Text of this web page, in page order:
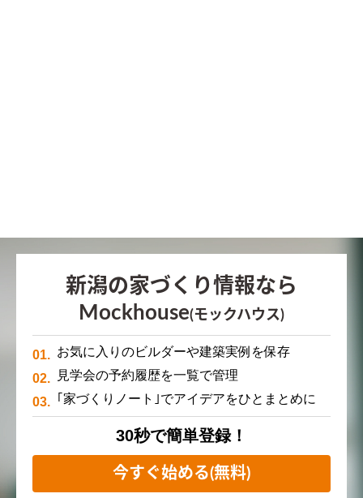
新潟の家づくり情報なら
Mockhouse(モックハウス)
お気に入りのビルダーや建築実例を保存
見学会の予約履歴を一覧で管理
｢家づくりノート｣でアイデアをひとまとめに
30秒で簡単登録！
今すぐ始める(無料)